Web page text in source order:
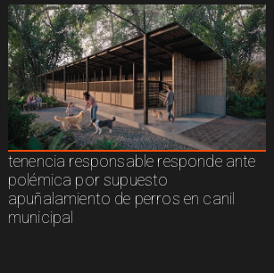
tenencia responsable responde ante
polémica por supuesto
apuñalamiento de perros en canil
municipal